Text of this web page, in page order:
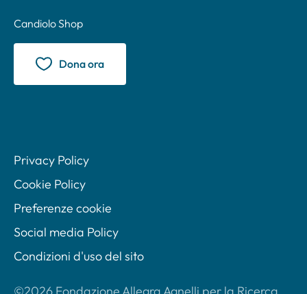
Candiolo Shop
Dona ora
©2026 Fondazione Allegra Agnelli per la Ricerca
Privacy Policy
Cookie Policy
Preferenze cookie
Social media Policy
Condizioni d'uso del sito